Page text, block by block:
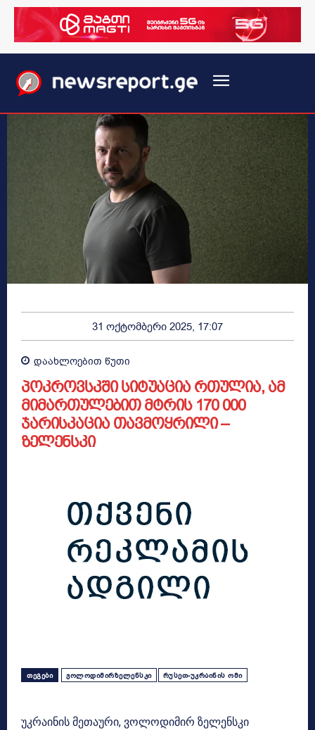
31 ოქტომბერი 2025, 17:07
დაახლოებით წუთი
პოკროვსკში სიტუაცია რთულია, ამ
მიმართულებით მტრის 170 000
ჯარისკაცია თავმოყრილი –
ზელენსკი
ᲗᲔᲒᲔᲑᲘ ᲕᲝᲚᲝᲓᲘᲛᲘᲠᲖᲔᲚᲔᲜᲡᲙᲘ ᲠᲣᲡᲔᲗ-ᲣᲙᲠᲐᲘᲜᲘᲡ ᲝᲛᲘ
უკრაინის მეთაური, ვოლოდიმირ ზელენსკი